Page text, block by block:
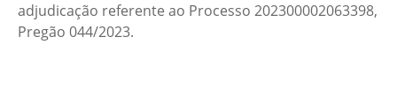
adjudicação referente ao Processo 202300002063398,
Pregão 044/2023.